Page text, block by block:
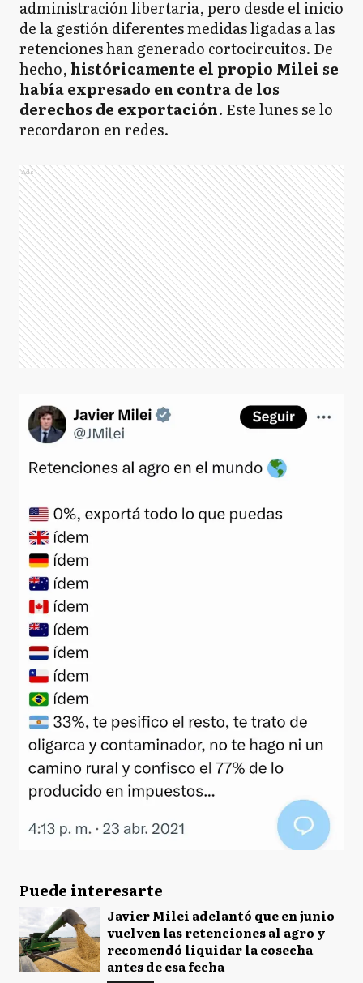
administración libertaria, pero desde el inicio
de la gestión diferentes medidas ligadas a las
retenciones han generado cortocircuitos. De
hecho, históricamente el propio Milei se
había expresado en contra de los
derechos de exportación. Este lunes se lo
recordaron en redes.
Ads
Puede interesarte
Javier Milei adelantó que en junio
vuelven las retenciones al agro y
recomendó liquidar la cosecha
antes de esa fecha